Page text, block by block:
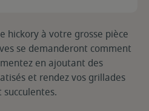
hickory à votre grosse pièce
se demanderont comment
en ajoutant des
et rendez vos grillades